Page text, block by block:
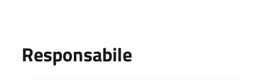
Responsabile